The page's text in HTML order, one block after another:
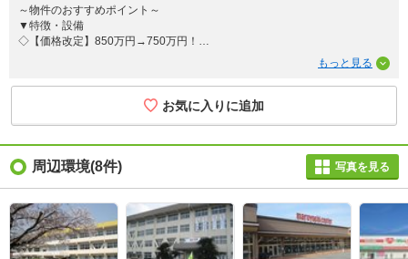
～物件のおすすめポイント～
▼特徴・設備
◇【価格改定】850万円→750万円！
◇４ＳＤＫの間取りは居室数が豊富で荷物が多いご家庭もすっきり片付く収
◇敷地広々119坪！
◇リフォーム歴があり安心して住めます！
◇泉川小学校まで徒歩８分なので毎日の通学が安心でゆとりある朝を迎えら
れる環境！
◇南向きに広がる庭は陽当り良好でガーデニングや家族の憩いの場に最適な
◇スーパー、ドラッグストアが近くにあり普段のお買い物も便利です！
周辺環境(8件) 写真を見る